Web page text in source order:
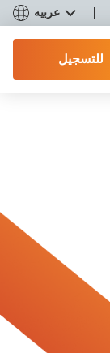
عربيه
للتسجيل